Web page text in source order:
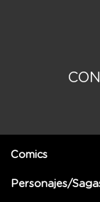
Comics
Personajes/